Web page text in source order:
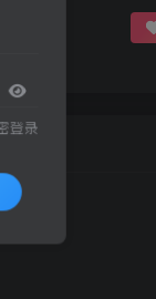
登录